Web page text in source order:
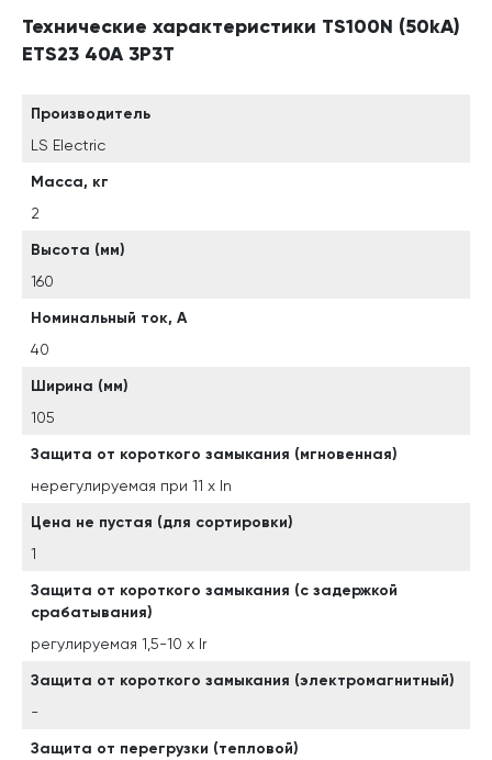
Технические характеристики TS100N (50kA)
ETS23 40A 3P3T
Производитель
LS Electric
Масса, кг
2
Высота (мм)
160
Номинальный ток, А
40
Ширина (мм)
105
Защита от короткого замыкания (мгновенная)
нерегулируемая при 11 х In
Цена не пустая (для сортировки)
1
Защита от короткого замыкания (с задержкой
срабатывания)
регулируемая 1,5-10 x Ir
Защита от короткого замыкания (электромагнитный)
-
Защита от перегрузки (тепловой)